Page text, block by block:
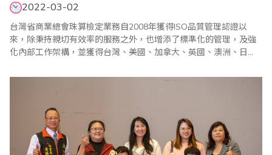
2022-03-02
台灣省商業總會珠算檢定業務自2008年獲得ISO品質管理認證以
來，除秉持親切有效率的服務之外，也增添了標準化的管理，及強
化內部工作架構，並獲得台灣、美國、加拿大、英國、澳洲、日
陸等地的認同並加入省商總會組織，參加珠算心算鑑定，深獲好